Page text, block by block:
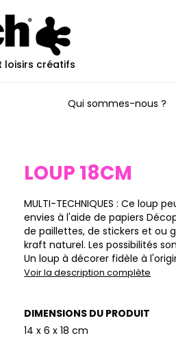
loisirs créatifs
Qui sommes-nous ?
LOUP 18CM
MULTI-TECHNIQUES : Ce loup
envies à l'aide de papiers
de paillettes, de stickers et ou
kraft naturel. Les possibilités
Un loup à décorer fidèle à
Voir la description complète
DIMENSIONS DU PRODUIT
14 x 6 x 18 cm